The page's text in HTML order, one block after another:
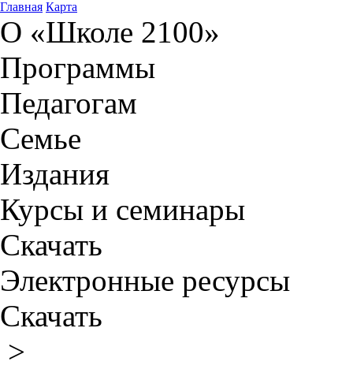
Главная Карта
О «Школе 2100»
Программы
Педагогам
Семье
Издания
Курсы и семинары
Скачать
Электронные ресурсы
Скачать
>